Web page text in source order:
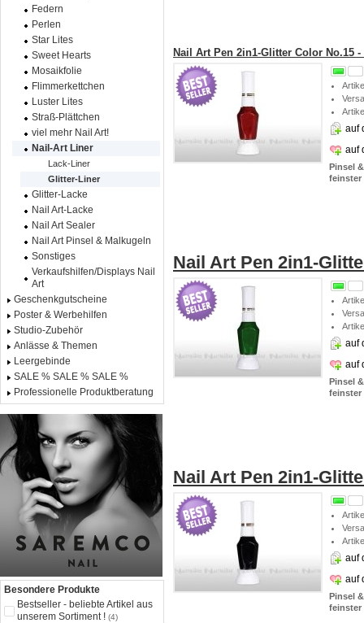
Nail Art Pen 2in1-Glitter Color No.15 -
auf
auf
Pinsel
feinster
Nail Art Pen 2in1-
auf
auf
Pinsel
feinster
Nail Art Pen 2in1-
auf
auf
Pinsel
feinster
Federn
Perlen
Star Lites
Sweet Hearts
Mosaikfolie
Flimmerkettchen
Luster Lites
Straß-Plättchen
viel mehr Nail Art!
Nail-Art Liner
Lack-Liner
Glitter-Liner
Glitter-Lacke
Nail Art-Lacke
Nail Art Sealer
Nail Art Pinsel & Malkugeln
Sonstiges
Verkaufshilfen/Displays Nail
Art
Geschenkgutscheine
Poster & Werbehilfen
Studio-Zubehör
Anlässe & Themen
Leergebinde
SALE % SALE % SALE %
Professionelle Produktberatung
Besondere Produkte
Bestseller - beliebte Artikel aus
unserem Sortiment ! (4)